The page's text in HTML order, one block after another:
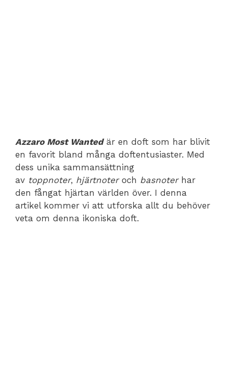
Azzaro Most Wantedär en doft som har blivit
en favorit bland många doftentusiaster. Med
dess unika sammansättning
av toppnoter, hjärtnoteroch basnoterhar
den fångat hjärtan världen över. I denna
artikel kommer vi att utforska allt du behöver
veta om denna ikoniska doft.